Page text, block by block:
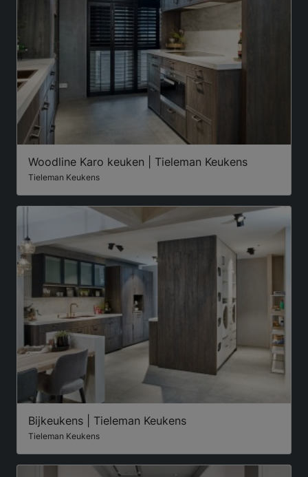
Woodline Karo keuken | Tieleman Keukens
Tieleman Keukens
Bijkeukens | Tieleman Keukens
Tieleman Keukens